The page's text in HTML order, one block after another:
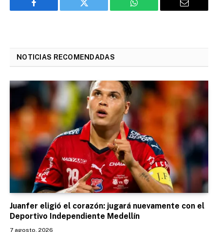
Facebook Twitter WhatsApp Email
NOTICIAS RECOMENDADAS
Juanfer eligió el corazón: jugará nuevamente con el
Deportivo Independiente Medellín
7 agosto, 2026